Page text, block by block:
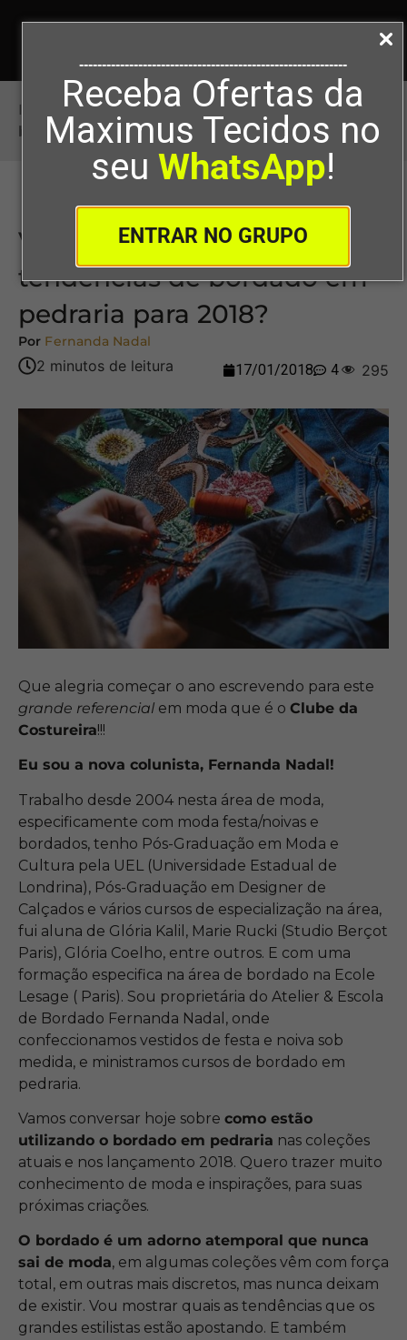
-----------------------------------------------------------
Receba Ofertas da
Maximus Tecidos no
seu WhatsApp!
ENTRAR NO GRUPO
Início > Você já sabe quais são as tendências de
bordado em pedraria para 2018?
Você já sabe quais são as
tendências de bordado em
pedraria para 2018?
Por Fernanda Nadal
17/01/2018 4 295
Que alegria começar o ano escrevendo para este
grande referencial em moda que é o Clube da
Costureira!!!
Eu sou a nova colunista, Fernanda Nadal!
Trabalho desde 2004 nesta área de moda,
especificamente com moda festa/noivas e
bordados, tenho Pós-Graduação em Moda e
Cultura pela UEL (Universidade Estadual de
Londrina), Pós-Graduação em Designer de
Calçados e vários cursos de especialização na área,
fui aluna de Glória Kalil, Marie Rucki (Studio Berçot
Paris), Glória Coelho, entre outros. E com uma
formação especifica na área de bordado na Ecole
Lesage ( Paris). Sou proprietária do Atelier & Escola
de Bordado Fernanda Nadal, onde
confeccionamos vestidos de festa e noiva sob
medida, e ministramos cursos de bordado em
pedraria.
Vamos conversar hoje sobre como estão
utilizando o bordado em pedraria nas coleções
atuais e nos lançamento 2018. Quero trazer muito
conhecimento de moda e inspirações, para suas
próximas criações.
O bordado é um adorno atemporal que nunca
sai de moda, em algumas coleções vêm com força
total, em outras mais discretos, mas nunca deixam
de existir. Vou mostrar quais as tendências que os
grandes estilistas estão apostando. E também